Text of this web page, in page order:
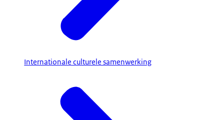
Internationale culturele samenwerking